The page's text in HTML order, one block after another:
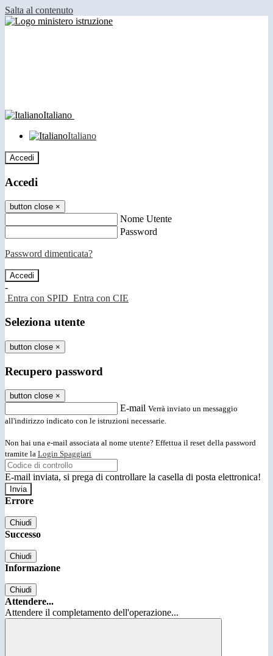
Salta al contenuto
Italiano
Italiano
Accedi
Accedi
button close ×
Nome Utente
Password
Password dimenticata?
-
Entra con SPID Entra con CIE
Seleziona utente
button close ×
Recupero password
button close ×
E-mail Verrà inviato un messaggio
all'indirizzo indicato con le istruzioni necessarie.
Non hai una e-mail associata al nome utente? Effettua il reset della password
tramite la Login Spaggiari
E-mail inviata, si prega di controllare la casella di posta elettronica!
Errore
Chiudi
Successo
Chiudi
Informazione
Chiudi
Attendere...
Attendere il completamento dell'operazione...